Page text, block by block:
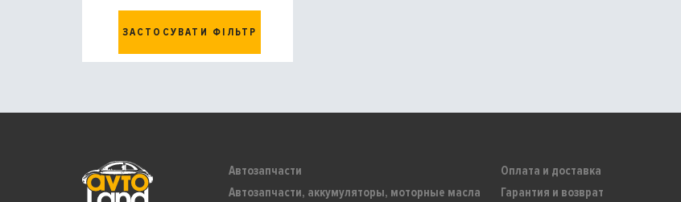
ЗАСТОСУВАТИ ФІЛЬТР
Автозапчасти
Автозапчасти, аккумуляторы, моторные масла
Оплата и доставка
Гарантия и возврат